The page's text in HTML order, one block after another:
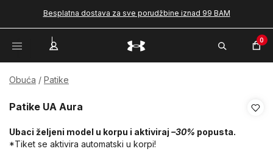
Besplatna dostava za sve porudžbine iznad 99 BAM
0
Obuća Patike
Patike UA Aura
Ubaci željeni model u korpu i aktiviraj –30% popusta.
*Tiket se aktivira automatski u korpi!